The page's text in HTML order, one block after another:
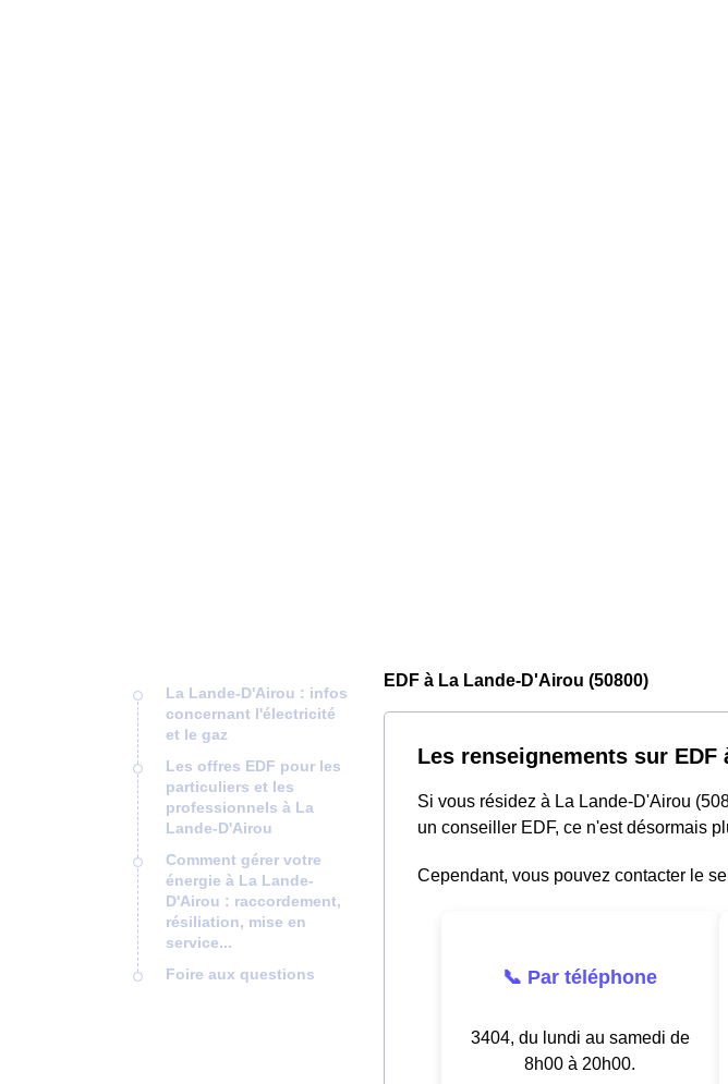
La Lande-D'Airou : infos
concernant l'électricité
et le gaz
Les offres EDF pour les
particuliers et les
professionnels à La
Lande-D'Airou
Comment gérer votre
énergie à La Lande-
D'Airou : raccordement,
résiliation, mise en
service...
Foire aux questions
EDF à La Lande-D'Airou (50800)
Les renseignements sur EDF
Si vous résidez à La Lande-D'Airou
un conseiller EDF, ce n'est désormais
Cependant, vous pouvez contacter le
📞 Par téléphone
3404, du lundi au samedi de
8h00 à 20h00.